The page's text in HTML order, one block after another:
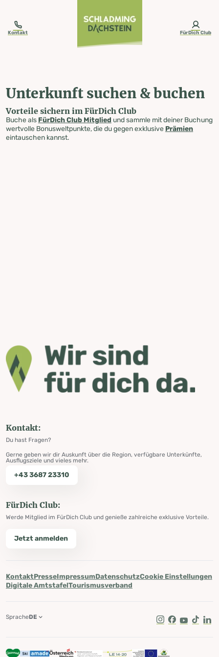
Kontakt FürDich Club
Unterkunft suchen & buchen
Vorteile sichern im FürDich Club
Buche als FürDich Club Mitglied und sammle mit deiner Buchung
wertvolle Bonusweltpunkte, die du gegen exklusive Prämien
eintauschen kannst.
Kontakt:
Du hast Fragen?
Gerne geben wir dir Auskunft über die Region, verfügbare Unterkünfte,
Ausflugsziele und vieles mehr.
+43 3687 23310
FürDich Club:
Werde Mitglied im FürDich Club und genieße zahlreiche exklusive Vorteile.
Jetzt anmelden
KontaktPresseImpressumDatenschutzCookie Einstellungen
Digitale AmtstafelTourismusverband
Instagram
Facebook
Youtube
Tik Tok
SpracheDE